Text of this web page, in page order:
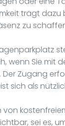
trägt
zu
wenn Sie mit
Der Zugang
sich als
sei es,